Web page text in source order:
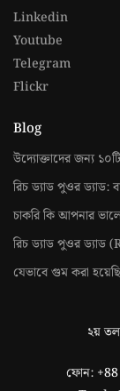
Linkedin
Youtube
Telegram
Flickr
Blog
উদ্যোক্তাদের জন্য
রিচ ড্যাড পুওর ড্যাড:
চাকরি কি আপনার
রিচ ড্যাড পুওর ড্যাড
যেভাবে গুম করা
২য়
ফোন: